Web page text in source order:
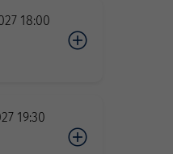
18:00
19:30